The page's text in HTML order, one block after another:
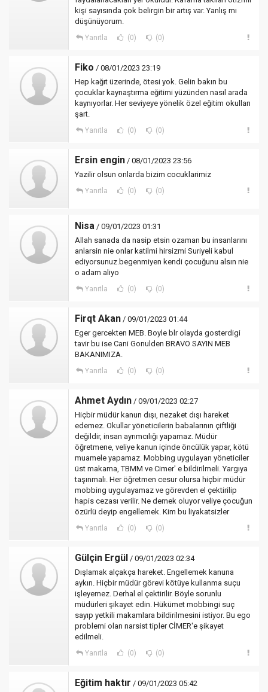
kişi sayısında çok belirgin bir artış var. Yanlış mı
düşünüyorum.
Yanıtla (0) (0)
Fiko / 08/01/2023 23:19
Hep kağıt üzerinde, ötesi yok. Gelin bakın bu
çocuklar kaynaştırma eğitimi yüzünden nasıl arada
kaynıyorlar. Her seviyeye yönelik özel eğitim okulları
şart.
Yanıtla (0) (0)
Ersin engin / 08/01/2023 23:56
Yazilir olsun onlarda bizim cocuklarimiz
Yanıtla (0) (0)
Nisa / 09/01/2023 01:31
Allah sanada da nasip etsin ozaman bu insanlarını
anlarsin nie onlar katilmi hirsizmi Suriyeli kabul
ediyorsunuz.begenmiyen kendi çocuğunu alsın nie
o adam aliyo
Yanıtla (0) (0)
Firqt Akan / 09/01/2023 01:44
Eger gercekten MEB. Boyle blr olayda gosterdigi
tavir bu ise Cani Gonulden BRAVO SAYIN MEB
BAKANIMIZA.
Yanıtla (0) (0)
Ahmet Aydın / 09/01/2023 02:27
Hiçbir müdür kanun dışı, nezaket dışı hareket
edemez. Okullar yöneticilerin babalarının çiftliği
değildir, insan ayrımcılığı yapamaz. Müdür
öğretmene, veliye kanun içinde öncülük yapar, kötü
muamele yapamaz. Mobbing uygulayan yöneticiler
üst makama, TBMM ve Cimer' e bildirilmeli. Yargıya
taşınmalı. Her öğretmen cesur olursa hiçbir müdür
mobbing uygulayamaz ve görevden el çektirilip
hapis cezası verilir. Ne demek oluyor veliye çocuğun
özürlü deyip engellemek. Kim bu liyakatsizler
Yanıtla (0) (0)
Gülçin Ergül / 09/01/2023 02:34
Dışlamak alçakça hareket. Engellemek kanuna
aykırı. Hiçbir müdür görevi kötüye kullanma suçu
işleyemez. Derhal el çektirilir. Böyle sorunlu
müdürleri şikayet edin. Hükümet mobbingi suç
sayıp yetkili makamlara bildirilmesini istiyor. Bu ego
problemi olan narsist tipler CİMER'e şikayet
edilmeli.
Yanıtla (0) (0)
Eğitim haktır / 09/01/2023 05:42